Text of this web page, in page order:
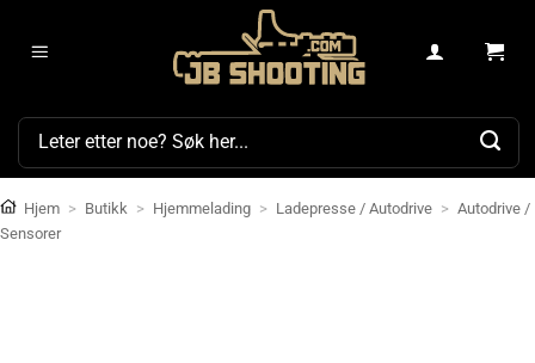
Søk
Hjem > Butikk > Hjemmelading > Ladepresse / Autodrive > Autodrive /
Sensorer